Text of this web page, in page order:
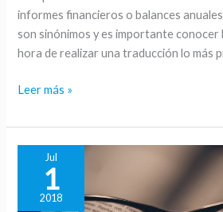
informes financieros o balances
son sinónimos y es importante conocer
hora de realizar una traducción lo más
entre
balance
anual
estados
Leer más »
Jul
1
2018